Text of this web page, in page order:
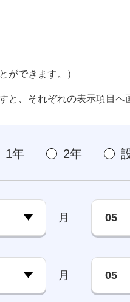
ができます。）
、それぞれの表示項目へ
1年 2年
月
月